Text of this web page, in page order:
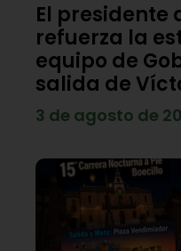
El presidente
refuerza la
equipo de
salida de
3 de agosto de